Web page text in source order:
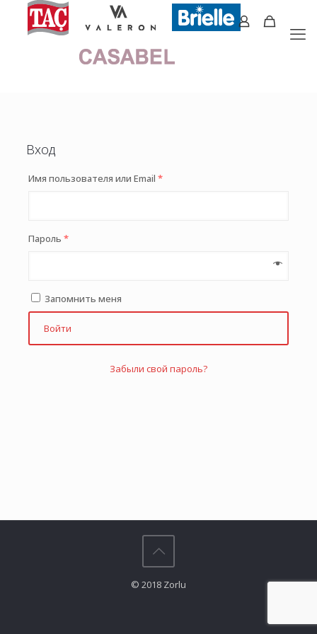
Вход
Имя пользователя или Email *
Пароль *
Запомнить меня
Войти
Забыли свой пароль?
© 2018 Zorlu